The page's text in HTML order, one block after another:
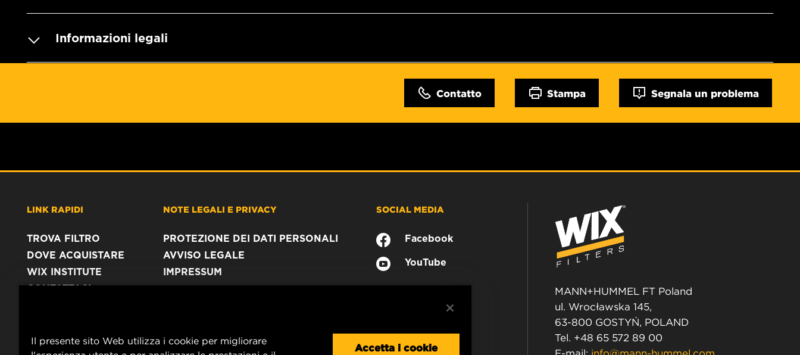
Informazioni legali
Contatto Stampa Segnala un problema
LINK RAPIDI
TROVA FILTRO
DOVE ACQUISTARE
WIX INSTITUTE
CONTATTACI
NOTE LEGALI E PRIVACY
PROTEZIONE DEI DATI PERSONALI
AVVISO LEGALE
IMPRESSUM
SOCIAL MEDIA
Facebook
YouTube
MANN+HUMMEL FT Poland
ul. Wrocławska 145,
63-800 GOSTYŃ, POLAND
Tel. +48 65 572 89 00
Il presente sito Web utilizza i cookie per migliorare
Accetta i cookie